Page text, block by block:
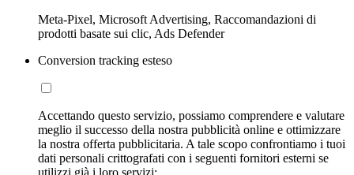
Meta-Pixel, Microsoft Advertising, Raccomandazioni di
prodotti basate sui clic, Ads Defender
Conversion tracking esteso
Accettando questo servizio, possiamo comprendere e valutare
meglio il successo della nostra pubblicità online e ottimizzare
la nostra offerta pubblicitaria. A tale scopo confrontiamo i tuoi
dati personali crittografati con i seguenti fornitori esterni se
utilizzi già i loro servizi: